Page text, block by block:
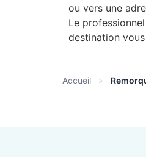
ou vers une
Le
destination
Accueil »